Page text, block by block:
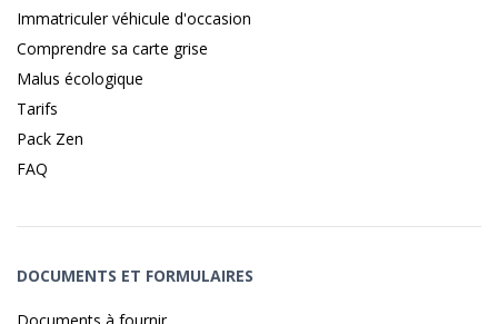
Immatriculer véhicule d'occasion
Comprendre sa carte grise
Malus écologique
Tarifs
Pack Zen
FAQ
DOCUMENTS ET FORMULAIRES
Documents à fournir